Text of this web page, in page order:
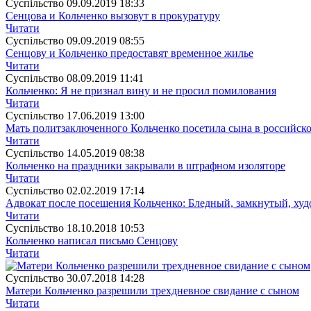
Суспiльство 09.09.2019 18:33
Сенцова и Кольченко вызовут в прокуратуру
Читати
Суспiльство 09.09.2019 08:55
Сенцову и Кольченко предоставят временное жилье
Читати
Суспiльство 08.09.2019 11:41
Кольченко: Я не признал вину и не просил помилования
Читати
Суспiльство 17.06.2019 13:00
Мать политзаключенного Кольченко посетила сына в
Читати
Суспiльство 14.05.2019 08:38
Кольченко на праздники закрывали в штрафном изоляторе
Читати
Суспiльство 02.02.2019 17:14
Адвокат после посещения Кольченко: Бледный, замкнутый,
Читати
Суспiльство 18.10.2018 10:53
Кольченко написал письмо Сенцову
Читати
Суспiльство 30.07.2018 14:28
Матери Кольченко разрешили трехдневное свидание с сыном
Читати